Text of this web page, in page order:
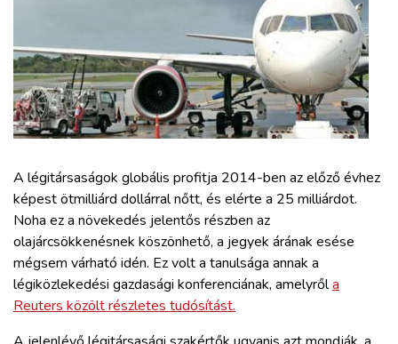
ZÖLDÚT
HAJÓZÁS
BLOG
ARCHÍVUM
WEBSHOP
BELÉPÉS
A légitársaságok globális profitja 2014-ben az előző évhez
képest ötmilliárd dollárral nőtt, és elérte a 25 milliárdot.
Noha ez a növekedés jelentős részben az
olajárcsökkenésnek köszönhető, a jegyek árának esése
mégsem várható idén. Ez volt a tanulsága annak a
légiközlekedési gazdasági konferenciának, amelyrőla
Reuters közölt részletes tudósítást.